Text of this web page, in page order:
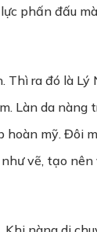
phấn đấu
Thì ra đó là Lý
Làn da nàng
hoàn mỹ. Đôi
vẽ, tạo nên